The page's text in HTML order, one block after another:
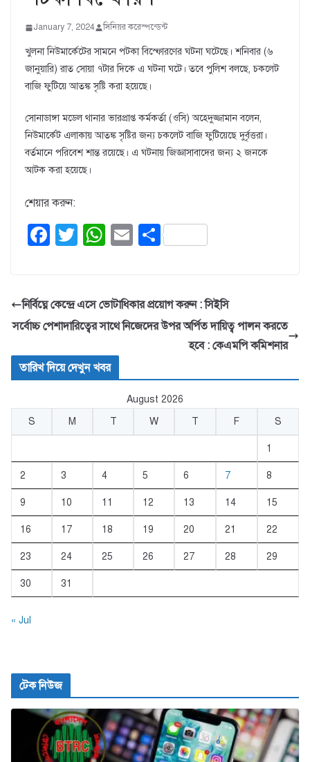
January 7, 2024 সিনিয়র করেস্পন্ডেন্ট
খুলনা নিউমার্কেটের সামনে পটকা বিস্ফোরণের ঘটনা ঘটেছে। শনিবার (৬
জানুয়ারি) রাত সোয়া ৭টার দিকে এ ঘটনা ঘটে। তবে পুলিশ বলছে, চকলেট
বাজি ফুটিয়ে আতঙ্ক সৃষ্টি করা হয়েছে।
সোনাডাঙ্গা মডেল থানার ভারপ্রাপ্ত কর্মকর্তা (ওসি) অহেদুজ্জামান বলেন,
নিউমার্কেট এলাকায় আতঙ্ক সৃষ্টির জন্য চকলেট বাজি ফুটিয়েছে দুর্বৃত্তরা।
বর্তমানে পরিবেশ শান্ত রয়েছে। এ ঘটনায় জিজ্ঞাসাবাদের জন্য ২ জনকে
আটক করা হয়েছে।
শেয়ার করুন:
F
e
b
o
T
er
W
s
A
p
E S
e
নির্বিঘ্নে কেন্দ্রে এসে ভোটাধিকার প্রয়োগ করুন : সিইসি
সর্বোচ্চ পেশাদারিত্বের সাথে নিজেদের উপর অর্পিত দায়িত্ব পালন করতে
হবে : কেএমপি কমিশনার
তারিখ দিয়ে দেখুন খবর
August 2026
S
M T W T F S
1
2 3 4 5 6 7 8
9 10 11 12 13 14 15
16 17 18 19 20 21 22
23 24 25 26 27 28 29
30 31
« Jul
টেক নিউজ